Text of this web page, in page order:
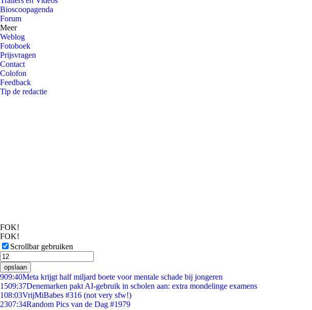
Bioscoopagenda
Forum
Meer
Weblog
Fotoboek
Prijsvragen
Contact
Colofon
Feedback
Tip de redactie
FOK!
FOK!
Scrollbar gebruiken
opslaan
909:40Meta krijgt half miljard boete voor mentale schade bij jongeren
1509:37Denemarken pakt AI-gebruik in scholen aan: extra mondelinge examens
108:03VrijMiBabes #316 (not very sfw!)
2307:34Random Pics van de Dag #1979